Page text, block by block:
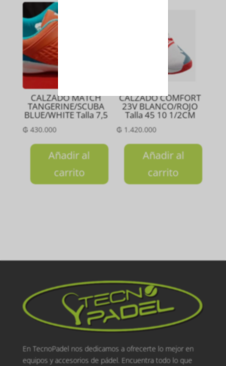
CALZADO MATCH
TANGERINE/SCUBA
BLUE/WHITE Talla 7,5
₲430.000
Añadir al
carrito
CALZADO COMFORT
23V BLANCO/ROJO
Talla 45 10 1/2CM
₲ 1.420.000
Añadir al
carrito
En TecnoPadel nos dedicamos a ofrecerte lo mejor en
equipos y accesorios de pádel. Encuentra todo lo que